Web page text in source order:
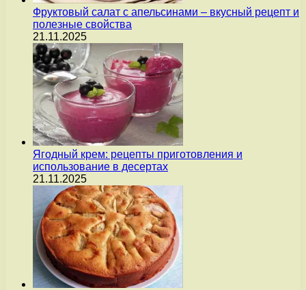
Фруктовый салат с апельсинами – вкусный рецепт и
полезные свойства
21.11.2025
Ягодный крем: рецепты приготовления и
использование в десертах
21.11.2025